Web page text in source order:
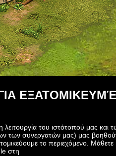
του ιστότοπού μας και
των συνεργατών μας) μας
το περιεχόμενο. Μάθετε
στη